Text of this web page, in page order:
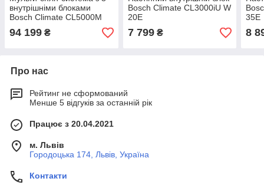
внутрішніми блоками
Bosch Climate CL5000M
79/3 E + CL3000iU W 26E
x 3 шт.
94 199 ₴
Bosch Climate CL3000iU W
20E
7 799₴
35E
8
Про нас
Рейтинг не сформований
Менше 5 відгуків за останній рік
Працює з 20.04.2021
м. Львів
Городоцька 174, Львів, Україна
Контакти